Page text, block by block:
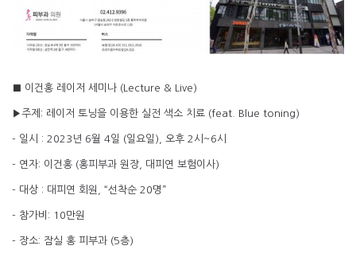
■ 이건홍 레이저 세미나 (Lecture & Live)
▶주제: 레이저 토닝을 이용한 실전 색소 치료 (feat. Blue toning)
- 일시 : 2023년 6월 4일 (일요일), 오후 2시~6시
- 연자: 이건홍 (홍피부과 원장, 대피연 보험이사)
- 대상 : 대피연 회원, “선착순 20명”
- 참가비: 10만원
- 장소: 잠실 홍 피부과 (5층)